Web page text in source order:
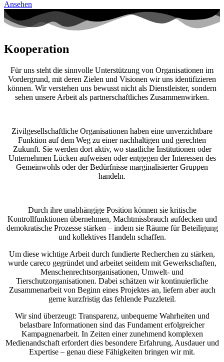
Ansehen
Kooperation
Für uns steht die sinnvolle Unterstützung von Organisationen im
Vordergrund, mit deren Zielen und Visionen wir uns identifizieren
können. Wir verstehen uns bewusst nicht als Dienstleister, sondern
sehen unsere Arbeit als partnerschaftliches Zusammenwirken.
Zivilgesellschaftliche Organisationen haben eine unverzichtbare
Funktion auf dem Weg zu einer nachhaltigen und gerechten
Zukunft. Sie werden dort aktiv, wo staatliche Institutionen oder
Unternehmen Lücken aufweisen oder entgegen der Interessen des
Gemeinwohls oder der Bedürfnisse marginalisierter Gruppen
handeln.
Durch ihre unabhängige Position können sie kritische
Kontrollfunktionen übernehmen, Machtmissbrauch aufdecken und
demokratische Prozesse stärken – indem sie Räume für Beteiligung
und kollektives Handeln schaffen.
Um diese wichtige Arbeit durch fundierte Recherchen zu stärken,
wurde careco gegründet und arbeitet seitdem mit Gewerkschaften,
Menschenrechtsorganisationen, Umwelt- und
Tierschutzorganisationen. Dabei schätzen wir kontinuierliche
Zusammenarbeit von Beginn eines Projektes an, liefern aber auch
gerne kurzfristig das fehlende Puzzleteil.
Wir sind überzeugt: Transparenz, unbequeme Wahrheiten und
belastbare Informationen sind das Fundament erfolgreicher
Kampagnenarbeit. In Zeiten einer zunehmend komplexen
Medienandschaft erfordert dies besondere Erfahrung, Ausdauer und
Expertise – genau diese Fähigkeiten bringen wir mit.